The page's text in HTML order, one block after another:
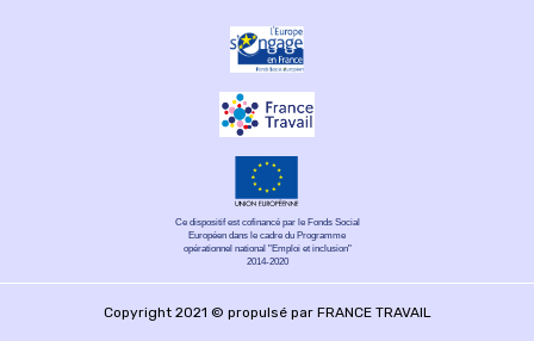
Ce dispositif est cofinancé par le Fonds Social
Européen dans le cadre du Programme
opérationnel national "Emploi et inclusion"
2014-2020
Copyright 2021 © propulsé par FRANCE TRAVAIL